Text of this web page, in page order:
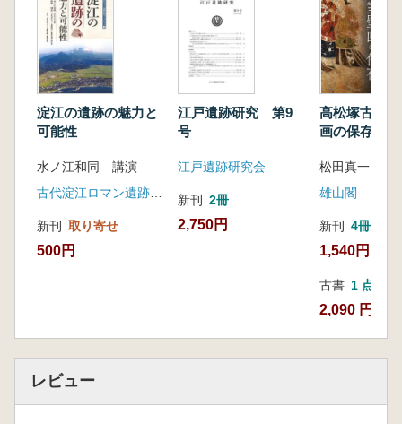
淀江の遺跡の魅力と
可能性
水ノ江和同 講演
新刊 取り寄せ
500円
江戸遺跡研究 第9
号
江戸遺跡研究会
新刊 2冊
2,750円
高松塚古墳
画の保存
松田真一 著
雄山閣
新刊 4冊
1,540円
古書 1 点
2,090 円
レビュー